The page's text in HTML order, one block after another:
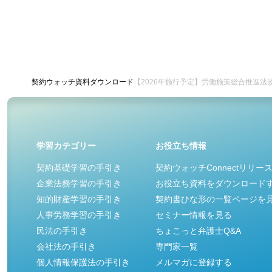
契約ウォッチ資料ダウンロード 【2026年施行予定】労働施策総合推進法
学習カテゴリー
契約基礎学習の手引き
企業法務学習の手引き
知的財産学習の手引き
人事労務学習の手引き
民法の手引き
会社法の手引き
個人情報保護法の手引き
お役立ち情報
契約ウォッチConnectリリー
お役立ち資料をダウンロード
契約書ひな形の一覧ページを
セミナー情報を見る
ちょこっと弁護士Q&A
専門家一覧
メルマガに登録する